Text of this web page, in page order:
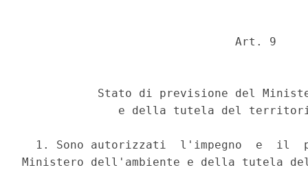
                               Art. 9
Stato di previsione del
e della tutela del
1. Sono autorizzati  l'impegno  e  il
Ministero dell'ambiente e della tutela